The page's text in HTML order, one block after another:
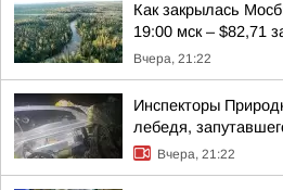
Как закрылась
19:00 мск – $82,71
Вчера, 21:22
Инспекторы
лебедя,
Вчера, 21:22